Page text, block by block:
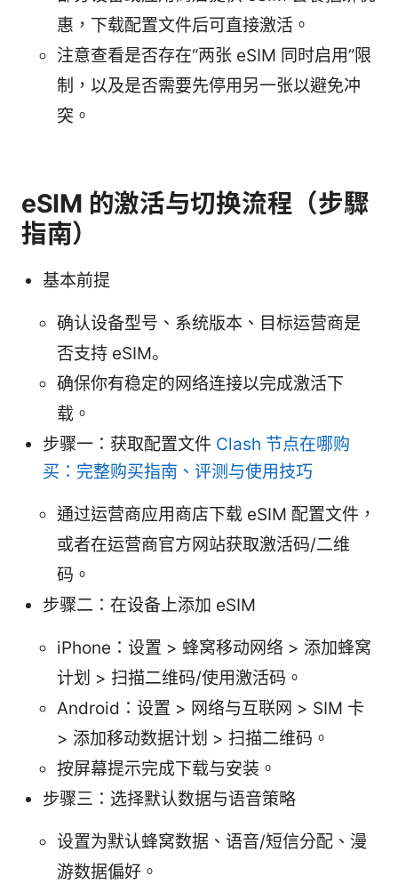
惠，下载配置文件后可直接激活。
注意查看是否存在“两张 eSIM 同时启用”限
制，以及是否需要先停用另一张以避免冲
突。
eSIM 的激活与切换流程（步驟
指南）
基本前提
确认设备型号、系统版本、目标运营商是
否支持 eSIM。
确保你有稳定的网络连接以完成激活下
载。
步骤一：获取配置文件 Clash 节点在哪购
买：完整购买指南、评测与使用技巧
通过运营商应用商店下载 eSIM 配置文件，
或者在运营商官方网站获取激活码/二维
码。
步骤二：在设备上添加 eSIM
iPhone：设置 > 蜂窝移动网络 > 添加蜂窝
计划 > 扫描二维码/使用激活码。
Android：设置 > 网络与互联网 > SIM 卡
> 添加移动数据计划 > 扫描二维码。
按屏幕提示完成下载与安装。
步骤三：选择默认数据与语音策略
设置为默认蜂窝数据、语音/短信分配、漫
游数据偏好。